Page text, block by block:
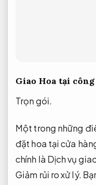
Giao Hoa tại
Trọn gói.
Một trong những
đặt hoa tại cửa
chính là Dịch vụ
Giảm rủi ro xử lý.